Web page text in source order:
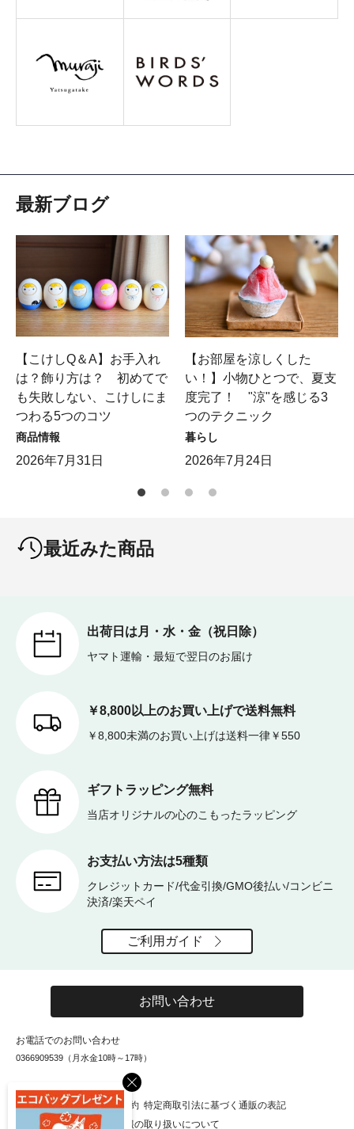
×
最新ブログ
【こけしQ＆A】お手入れ
は？飾り方は？ 初めてで
も失敗しない、こけしにま
つわる5つのコツ
商品情報
2026年7月31日
【お部屋を涼しくした
い！】小物ひとつで、夏支
度完了！ "涼"を感じる3
つのテクニック
暮らし
2026年7月24日
最近みた商品
出荷日は月・水・金（祝日除）
ヤマト運輸・最短で翌日のお届け
￥8,800以上のお買い上げで送料無料
￥8,800未満のお買い上げは送料一律￥550
ギフトラッピング無料
当店オリジナルの心のこもったラッピング
お支払い方法は5種類
クレジットカード/代金引換/GMO後払い/コンビニ
決済/楽天ペイ
ご利用ガイド
お問い合わせ
お電話でのお問い合わせ
0366909539（月水金10時～17時）
お知らせ 会社概要 利用規約 特定商取引法に基づく通販の表記
個人情報保護方針 個人情報の取り扱いについて